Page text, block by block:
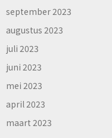
september 2023
augustus 2023
juli 2023
juni 2023
mei 2023
april 2023
maart 2023